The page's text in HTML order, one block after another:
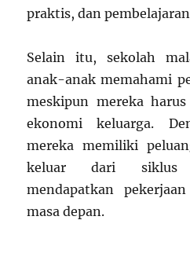
praktis, dan
Selain itu, sekolah
anak-anak memahami
meskipun mereka
ekonomi keluarga.
mereka memiliki
keluar dari siklus
mendapatkan
masa depan.